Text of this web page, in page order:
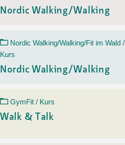
Nordic Walking/Walking
Nordic Walking/Walking/Fit im Wald /
Kurs
Nordic Walking/Walking
GymFit / Kurs
Walk & Talk